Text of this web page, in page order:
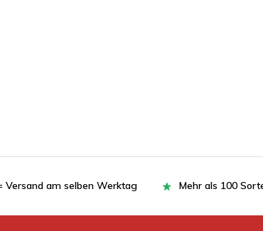
Versand am selben Werktag Mehr als 100